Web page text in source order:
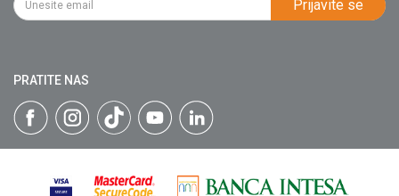
Matični broj: 07593252
Katalozi
Isporuka
Plaćanje karticama
Web kredit Raiffeisen banke
Pravo na odustajanje
Povraćaj sredstava
Prijavite se
PRATITE NAS